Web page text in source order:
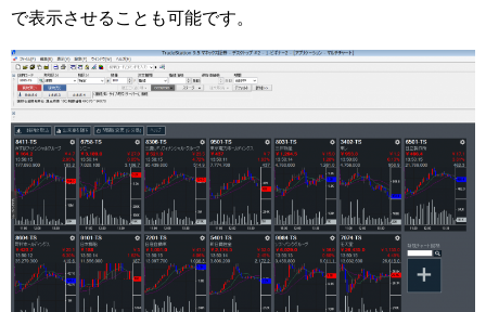
で表示させることも可能です。